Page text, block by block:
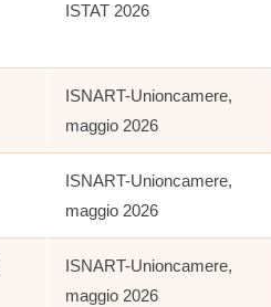
ISTAT 2026
ISNART-Unioncamere,
maggio 2026
ISNART-Unioncamere,
maggio 2026
ISNART-Unioncamere,
maggio 2026